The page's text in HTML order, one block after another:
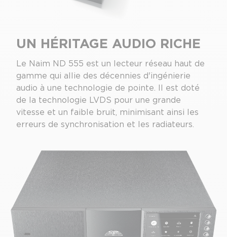
UN HÉRITAGE AUDIO RICHE
Le Naim ND 555 est un lecteur réseau haut de
gamme qui allie des décennies d'ingénierie
audio à une technologie de pointe. Il est doté
de la technologie LVDS pour une grande
vitesse et un faible bruit, minimisant ainsi les
erreurs de synchronisation et les radiateurs.